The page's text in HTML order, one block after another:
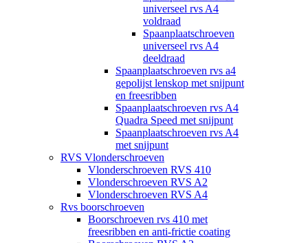
universeel rvs A4
voldraad
Spaanplaatschroeven
universeel rvs A4
deeldraad
Spaanplaatschroeven rvs a4
gepolijst lenskop met snijpunt
en freesribben
Spaanplaatschroeven rvs A4
Quadra Speed met snijpunt
Spaanplaatschroeven rvs A4
met snijpunt
RVS Vlonderschroeven
Vlonderschroeven RVS 410
Vlonderschroeven RVS A2
Vlonderschroeven RVS A4
Rvs boorschroeven
Boorschroeven rvs 410 met
freesribben en anti-frictie coating